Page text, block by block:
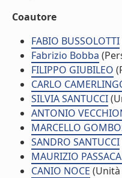
Coautore
FABIO BUSSOLOTTI
Fabrizio Bobba
FILIPPO GIUBILEO
CARLO
SILVIA SANTUCCI
ANTONIO
MARCELLO
SANDRO SANTUCCI
MAURIZIO
CANIO NOCE